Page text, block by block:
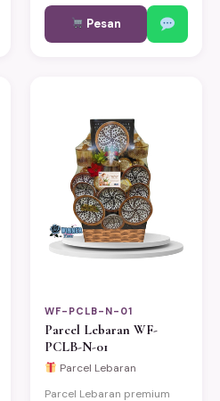
dan mitra bisnis. Bisa
custom sesuai kebutuhan.
Pengiriman same-day ke
Pesan
WF-PCLB-N-01
Parcel Lebaran WF-
PCLB-N-01
Parcel Lebaran
Parcel Lebaran premium